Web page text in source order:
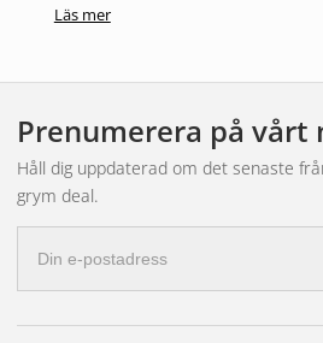
Läs mer
Prenumerera på vårt
Håll dig uppdaterad om det senaste
grym deal.
postadress